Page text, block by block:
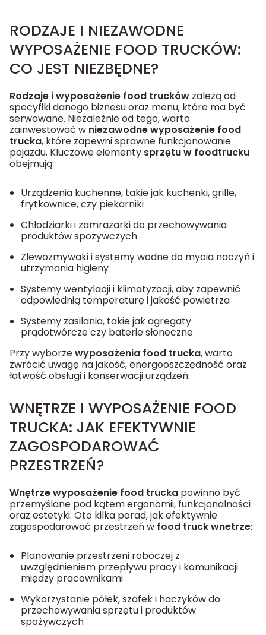
RODZAJE I NIEZAWODNE
WYPOSAŻENIE FOOD TRUCKÓW:
CO JEST NIEZBĘDNE?
Rodzaje i wyposażenie food trucków zależą od
specyfiki danego biznesu oraz menu, które ma być
serwowane. Niezależnie od tego, warto
zainwestować w niezawodne wyposażenie food
trucka, które zapewni sprawne funkcjonowanie
pojazdu. Kluczowe elementy sprzętu w foodtrucku
obejmują:
Urządzenia kuchenne, takie jak kuchenki, grille,
frytkownice, czy piekarniki
Chłodziarki i zamrażarki do przechowywania
produktów spożywczych
Zlewozmywaki i systemy wodne do mycia naczyń i
utrzymania higieny
Systemy wentylacji i klimatyzacji, aby zapewnić
odpowiednią temperaturę i jakość powietrza
Systemy zasilania, takie jak agregaty
prądotwórcze czy baterie słoneczne
Przy wyborzewyposażenia food trucka, warto
zwrócić uwagę na jakość, energooszczędność oraz
łatwość obsługi i konserwacji urządzeń.
WNĘTRZE I WYPOSAŻENIE FOOD
TRUCKA: JAK EFEKTYWNIE
ZAGOSPODAROWAĆ
PRZESTRZEŃ?
Wnętrze wyposażenie food trucka powinno być
przemyślane pod kątem ergonomii, funkcjonalności
oraz estetyki. Oto kilka porad, jak efektywnie
zagospodarować przestrzeń w food truck wnetrze:
Planowanie przestrzeni roboczej z
uwzględnieniem przepływu pracy i komunikacji
między pracownikami
Wykorzystanie półek, szafek i haczyków do
przechowywania sprzętu i produktów
spożywczych